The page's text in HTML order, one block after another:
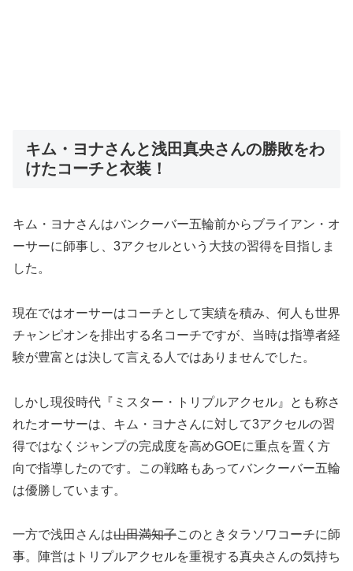
キム・ヨナさんと浅田真央さんの勝敗をわ
けたコーチと衣装！
キム・ヨナさんはバンクーバー五輪前からブライアン・オ
ーサーに師事し、3アクセルという大技の習得を目指しま
した。
現在ではオーサーはコーチとして実績を積み、何人も世界
チャンピオンを排出する名コーチですが、当時は指導者経
験が豊富とは決して言える人ではありませんでした。
しかし現役時代『ミスター・トリプルアクセル』とも称さ
れたオーサーは、キム・ヨナさんに対して3アクセルの習
得ではなくジャンプの完成度を高めGOEに重点を置く方
向で指導したのです。この戦略もあってバンクーバー五輪
は優勝しています。
一方で浅田さんは山田満知子このときタラソワコーチに師
事。陣営はトリプルアクセルを重視する真央さんの気持ち